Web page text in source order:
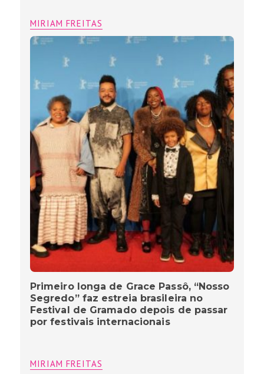
MIRIAM FREITAS
Primeiro longa de Grace Passô, “Nosso
Segredo” faz estreia brasileira no
Festival de Gramado depois de passar
por festivais internacionais
MIRIAM FREITAS